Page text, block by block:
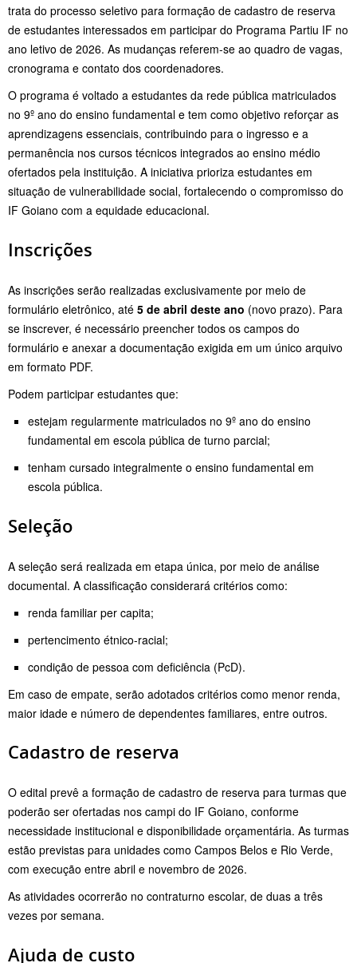
trata do processo seletivo para formação de cadastro de reserva
de estudantes interessados em participar do Programa Partiu IF no
ano letivo de 2026. As mudanças referem-se ao quadro de vagas,
cronograma e contato dos coordenadores.
O programa é voltado a estudantes da rede pública matriculados
no 9º ano do ensino fundamental e tem como objetivo reforçar as
aprendizagens essenciais, contribuindo para o ingresso e a
permanência nos cursos técnicos integrados ao ensino médio
ofertados pela instituição. A iniciativa prioriza estudantes em
situação de vulnerabilidade social, fortalecendo o compromisso do
IF Goiano com a equidade educacional.
Inscrições
As inscrições serão realizadas exclusivamente por meio de
formulário eletrônico, até 5 de abril deste ano (novo prazo). Para
se inscrever, é necessário preencher todos os campos do
formulário e anexar a documentação exigida em um único arquivo
em formato PDF.
Podem participar estudantes que:
estejam regularmente matriculados no 9º ano do ensino
fundamental em escola pública de turno parcial;
tenham cursado integralmente o ensino fundamental em
escola pública.
Seleção
A seleção será realizada em etapa única, por meio de análise
documental. A classificação considerará critérios como:
renda familiar per capita;
pertencimento étnico-racial;
condição de pessoa com deficiência (PcD).
Em caso de empate, serão adotados critérios como menor renda,
maior idade e número de dependentes familiares, entre outros.
Cadastro de reserva
O edital prevê a formação de cadastro de reserva para turmas que
poderão ser ofertadas nos campi do IF Goiano, conforme
necessidade institucional e disponibilidade orçamentária. As turmas
estão previstas para unidades como Campos Belos e Rio Verde,
com execução entre abril e novembro de 2026.
As atividades ocorrerão no contraturno escolar, de duas a três
vezes por semana.
Ajuda de custo